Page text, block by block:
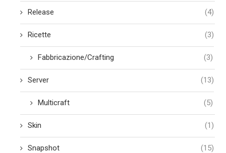
Release (4)
Ricette (3)
Fabbricazione/Crafting (3)
Server (13)
Multicraft (5)
Skin (1)
Snapshot (15)